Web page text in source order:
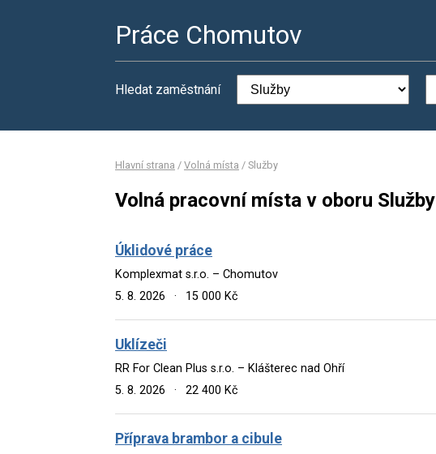
Práce Chomutov
Hledat zaměstnání
Hlavní strana / Volná místa / Služby
Volná pracovní místa v oboru Služby
Úklidové práce
Komplexmat s.r.o. – Chomutov
5. 8. 2026
· 15 000 Kč
Uklízeči
RR For Clean Plus s.r.o. – Klášterec nad Ohří
5. 8. 2026
· 22 400 Kč
Příprava brambor a cibule